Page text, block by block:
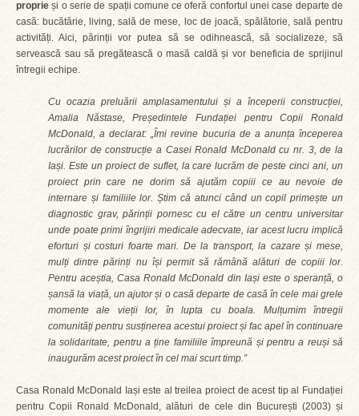
proprie și o serie de spații comune ce oferă confortul unei case departe de
casă: bucătărie, living, sală de mese, loc de joacă, spălătorie, sală pentru
activități. Aici, părinții vor putea să se odihnească, să socializeze, să
servească sau să pregătească o masă caldă și vor beneficia de sprijinul
întregii echipe.
Cu ocazia preluării amplasamentului și a începerii construcției,
Amalia Năstase, Președintele Fundației pentru Copii Ronald
McDonald, a declarat: „Îmi revine bucuria de a anunța începerea
lucrărilor de construcție a Casei Ronald McDonald cu nr. 3, de la
Iași. Este un proiect de suflet, la care lucrăm de peste cinci ani, un
proiect prin care ne dorim să ajutăm copiii ce au nevoie de
internare și familiile lor. Știm că atunci când un copil primește un
diagnostic grav, părinții pornesc cu el către un centru universitar
unde poate primi îngrijiri medicale adecvate, iar acest lucru implică
eforturi și costuri foarte mari. De la transport, la cazare și mese,
mulți dintre părinți nu își permit să rămână alături de copiii lor.
Pentru aceștia, Casa Ronald McDonald din Iași este o speranță, o
șansă la viață, un ajutor și o casă departe de casă în cele mai grele
momente ale vieții lor, în lupta cu boala. Mulțumim întregii
comunități pentru susținerea acestui proiect și fac apel în continuare
la solidaritate, pentru a ține familiile împreună și pentru a reuși să
inaugurăm acest proiect în cel mai scurt timp.”
Casa Ronald McDonald Iași este al treilea proiect de acest tip al Fundației
pentru Copii Ronald McDonald, alături de cele din București (2003) și